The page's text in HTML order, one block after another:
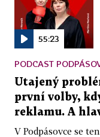
55:23
PODCAST
Utajený
první volby,
reklamu. A
V Podpásovce se